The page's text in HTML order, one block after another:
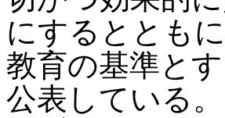
にするととも
教育の基準と
公表している。